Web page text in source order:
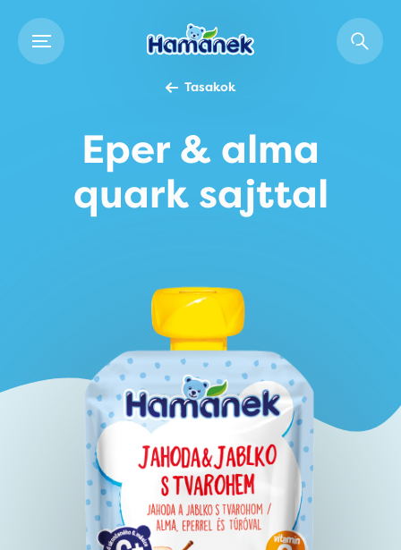
Tasakok
Eper & alma
quark sajttal